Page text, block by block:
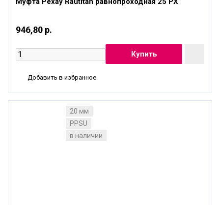
946,80 р.
Добавить в избранное
20 мм
PPSU
в наличии